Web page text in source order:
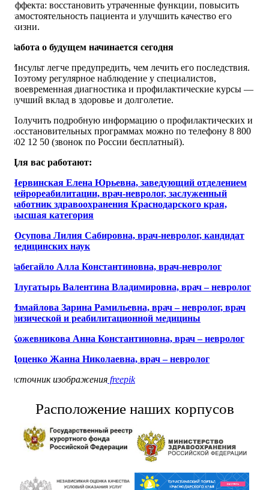
эффекта: восстановить утраченные функции, повысить
самостоятельность пациента и улучшить качество его
жизни.
Забота о будущем начинается сегодня
Инсульт легче предупредить, чем лечить его последствия.
Поэтому регулярное наблюдение у специалистов,
своевременная диагностика и профилактические курсы —
лучший вклад в здоровье и долголетие.
Получить подробную информацию о профилактических и
восстановительных программах можно по телефону 8 800
302 12 50 (звонок по России бесплатный).
Для вас работают:
Червинская Елена Юрьевна, заведующий отделением
нейрореабилитации, врач-невролог, заслуженный
работник здравоохранения Краснодарского края,
высшая категория
Юсупова Лилия Сабировна, врач-невролог, кандидат
медицинских наук
Забегайло Алла Константиновна, врач-невролог
Плугатырь Валентина Владимировна, врач – невролог
Измайлова Зарина Рамильевна, врач – невролог, врач
физической и реабилитационной медицины
Кожевникова Анна Константиновна, врач – невролог
Доценко Жанна Николаевна, врач – невролог
источник изображения freepik
Расположение наших корпусов